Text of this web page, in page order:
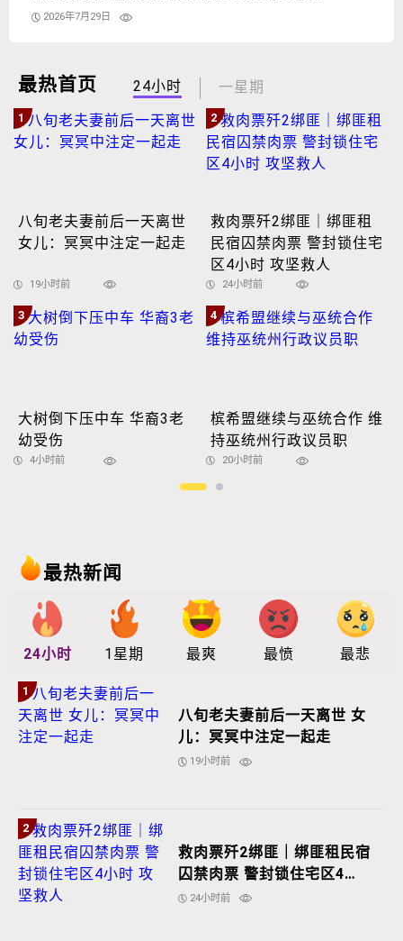
2026年7月29日
最热首页 24小时 一星期
1
八旬老夫妻前后一天离世
女儿：冥冥中注定一起走
19小时前
2
救肉票歼2绑匪｜绑匪租
民宿囚禁肉票 警封锁住宅
区4小时 攻坚救人
24小时前
3
大树倒下压中车 华裔3老
幼受伤
4小时前
4
槟希盟继续与巫统合作 维
持巫统州行政议员职
20小时前
最热新闻
24小时 1星期 最爽 最愤 最悲
1
八旬老夫妻前后一天离世 女
儿：冥冥中注定一起走
19小时前
2
救肉票歼2绑匪｜绑匪租民宿
囚禁肉票 警封锁住宅区4小
时 攻坚救人
24小时前